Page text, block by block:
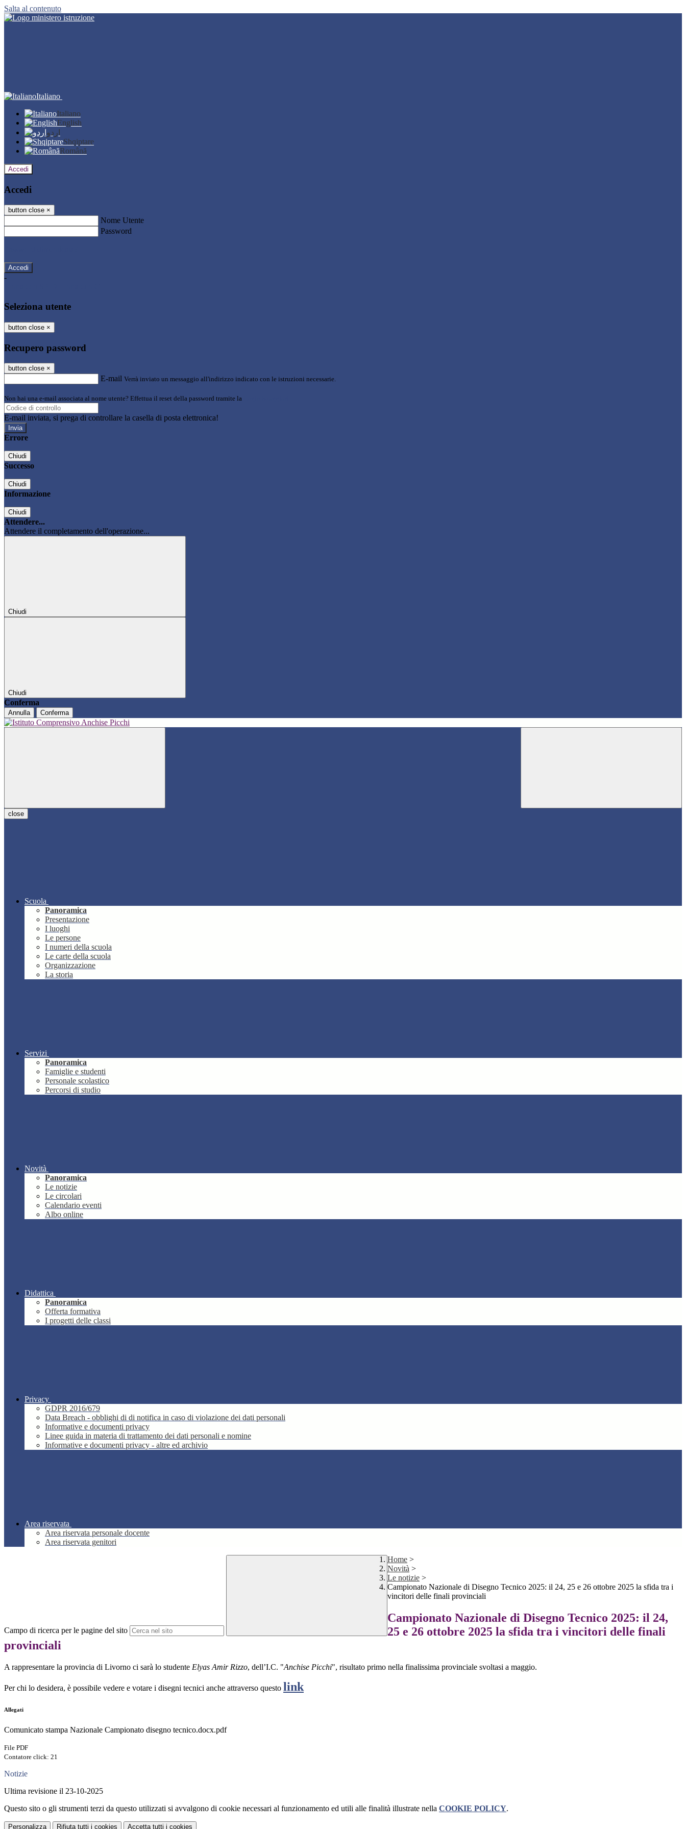
Salta al contenuto
Italiano
Italiano
English
اردو
Shqiptare
Română
Accedi
Accedi
button close ×
Nome Utente
Password
-
Seleziona utente
button close ×
Recupero password
button close ×
E-mail Verrà inviato un messaggio all'indirizzo indicato con le istruzioni necessarie.
Non hai una e-mail associata al nome utente? Effettua il reset della password tramite la
E-mail inviata, si prega di controllare la casella di posta elettronica!
Errore
Chiudi
Successo
Chiudi
Informazione
Chiudi
Attendere...
Attendere il completamento dell'operazione...
Chiudi
Chiudi
Conferma
Annulla Conferma
close
Scuola
Panoramica
Presentazione
I luoghi
Le persone
I numeri della scuola
Le carte della scuola
Organizzazione
La storia
Servizi
Panoramica
Famiglie e studenti
Personale scolastico
Percorsi di studio
Novità
Panoramica
Le notizie
Le circolari
Calendario eventi
Albo online
Didattica
Panoramica
Offerta formativa
I progetti delle classi
Privacy
GDPR 2016/679
Data Breach - obblighi di di notifica in caso di violazione dei dati personali
Informative e documenti privacy
Linee guida in materia di trattamento dei dati personali e nomine
Informative e documenti privacy - altre ed archivio
Area riservata
Area riservata personale docente
Area riservata genitori
Campo di ricerca per le pagine del sito
Home >
Novità >
Le notizie >
Campionato Nazionale di Disegno Tecnico 2025: il 24, 25 e 26 ottobre 2025 la sfida tra i
vincitori delle finali provinciali
Campionato Nazionale di Disegno Tecnico 2025: il 24,
25 e 26 ottobre 2025 la sfida tra i vincitori delle finali
provinciali
A rappresentare la provincia di Livorno ci sarà lo studente Elyas Amir Rizzo, dell’I.C. "Anchise Picchi", risultato primo nella finalissima provinciale svoltasi a maggio.
Per chi lo desidera, è possibile vedere e votare i disegni tecnici anche attraverso questo link
Allegati
Comunicato stampa Nazionale Campionato disegno tecnico.docx.pdf
File PDF
Contatore click: 21
Notizie
Ultima revisione il 23-10-2025
Questo sito o gli strumenti terzi da questo utilizzati si avvalgono di cookie necessari al funzionamento ed utili alle finalità illustrate nella COOKIE POLICY.
Personalizza Rifiuta tutti i cookies Accetta tutti i cookies